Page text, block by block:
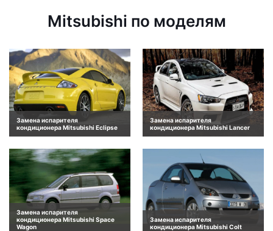
Mitsubishi по моделям
Замена испарителя
кондиционера Mitsubishi Eclipse
Замена испарителя
кондиционера Mitsubishi Lancer
Замена испарителя
кондиционера Mitsubishi Space
Wagon
Замена испарителя
кондиционера Mitsubishi Colt